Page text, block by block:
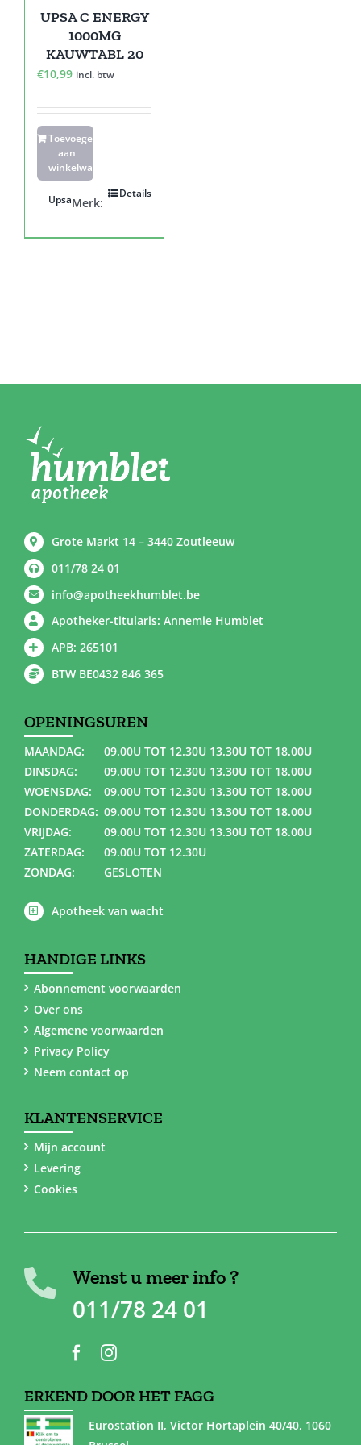
UPSA C ENERGY
1000MG
KAUWTABL 20
€10,99 incl. btw
Toevoegen
aan
winkelwagen
Details
Merk:
Upsa
Grote Markt 14 – 3440 Zoutleeuw
011/78 24 01
info@apotheekhumblet.be
Apotheker-titularis: Annemie Humblet
APB: 265101
BTW BE0432 846 365
OPENINGSUREN
MAANDAG:
09.00U TOT 12.30U 13.30U TOT 18.00U
DINSDAG:
09.00U TOT 12.30U 13.30U TOT 18.00U
WOENSDAG:
09.00U TOT 12.30U 13.30U TOT 18.00U
DONDERDAG: 09.00U TOT 12.30U 13.30U TOT 18.00U
VRIJDAG:
09.00U TOT 12.30U 13.30U TOT 18.00U
ZATERDAG:
09.00U TOT 12.30U
ZONDAG:
GESLOTEN
Apotheek van wacht
HANDIGE LINKS
Abonnement voorwaarden
Over ons
Algemene voorwaarden
Privacy Policy
Neem contact op
KLANTENSERVICE
Mijn account
Levering
Cookies
Wenst u meer info ?
011/78 24 01
ERKEND DOOR HET FAGG
Eurostation II, Victor Hortaplein 40/40, 1060